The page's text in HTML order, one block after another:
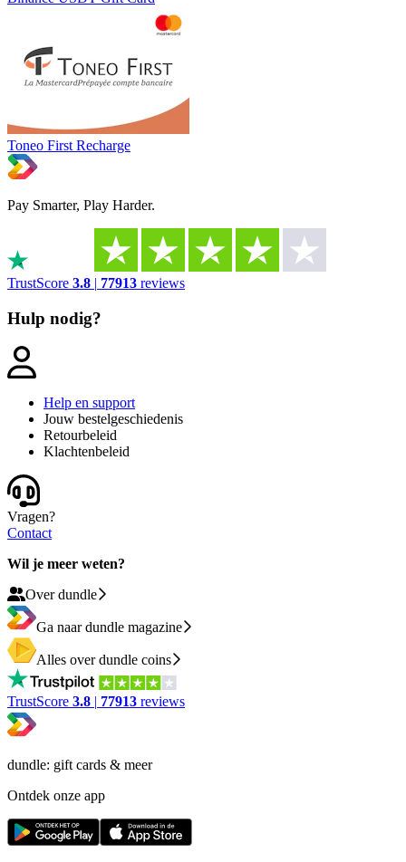
Toneo First Recharge
Pay Smarter, Play Harder.
TrustScore 3.8 | 77913 reviews
Hulp nodig?
Help en support
Jouw bestelgeschiedenis
Retourbeleid
Klachtenbeleid
Vragen?
Contact
Wil je meer weten?
Over dundle
Ga naar dundle magazine
Alles over dundle coins
TrustScore 3.8 | 77913 reviews
dundle: gift cards & meer
Ontdek onze app